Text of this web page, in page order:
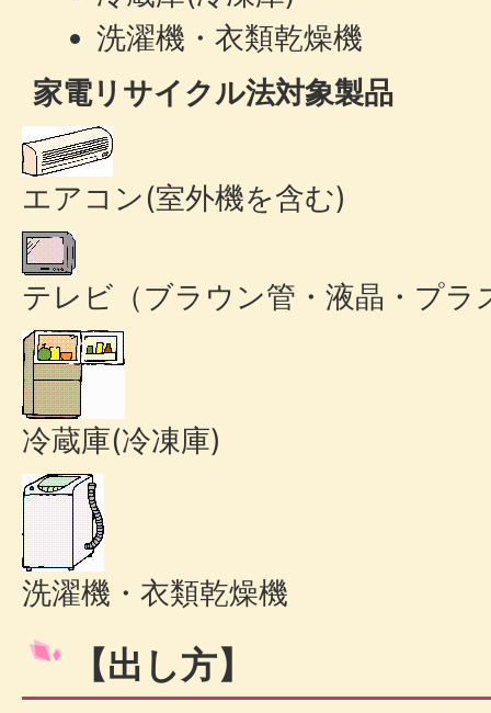
洗濯機・衣類乾燥機
家電リサイクル法対象製品
エアコン(室外機を含む)
テレビ（ブラウン管・液晶・プラ
冷蔵庫(冷凍庫)
洗濯機・衣類乾燥機
【出し方】